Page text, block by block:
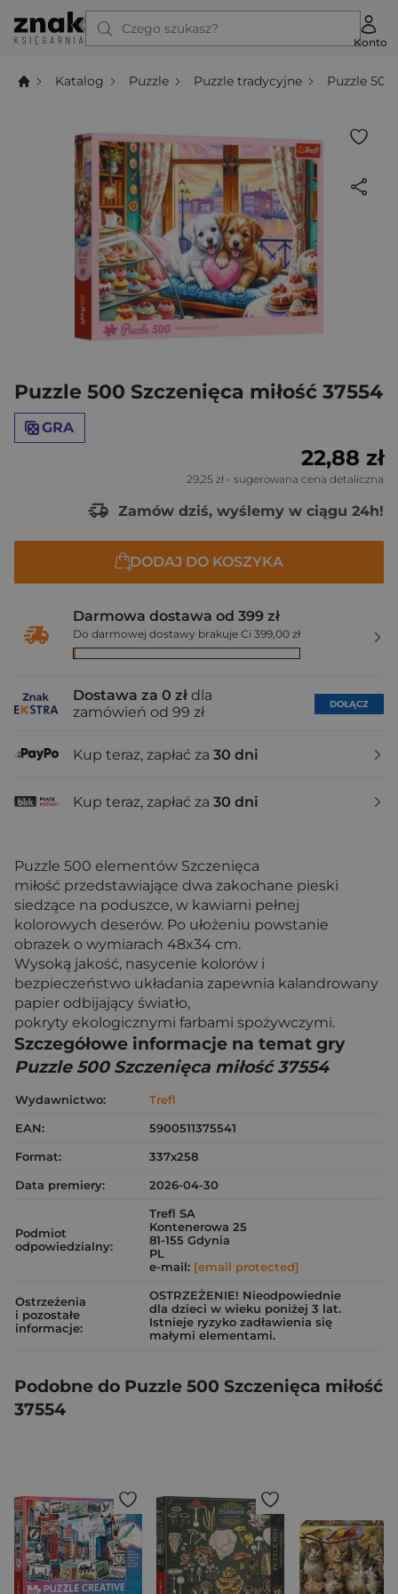
Czego szukasz?
Konto
Katalog Puzzle Puzzle tradycyjne Puzzle
Puzzle 500 Szczenięca miłość 37554
GRA
22,88 zł
29,25 zł - sugerowana cena detaliczna
Zamów dziś, wyślemy w ciągu 24h!
DODAJ DO KOSZYKA
Darmowa dostawa od 399 zł
Do darmowej dostawy brakuje Ci 399,00 zł
Dostawa za 0 zł dla
zamówień od 99 zł
DOŁĄCZ
Kup teraz, zapłać za 30 dni
Kup teraz, zapłać za 30 dni
Puzzle 500 elementów Szczenięca
miłość przedstawiające dwa zakochane pieski
siedzące na poduszce, w kawiarni pełnej
kolorowych deserów. Po ułożeniu powstanie
obrazek o wymiarach 48x34 cm.
Wysoką jakość, nasycenie kolorów i
bezpieczeństwo układania zapewnia kalandrowany
papier odbijający światło,
pokryty ekologicznymi farbami spożywczymi.
Szczegółowe informacje na temat gry
Puzzle 500 Szczenięca miłość 37554
Wydawnictwo:
Trefl
EAN:
5900511375541
Format:
337x258
Data premiery:
2026-04-30
Podmiot
odpowiedzialny:
Trefl SA
Kontenerowa 25
81-155 Gdynia
PL
e-mail: [email protected]
Ostrzeżenia
i pozostałe
informacje:
OSTRZEŻENIE! Nieodpowiednie
dla dzieci w wieku poniżej 3 lat.
Istnieje ryzyko zadławienia się
małymi elementami.
Podobne do Puzzle 500 Szczenięca miłość
37554